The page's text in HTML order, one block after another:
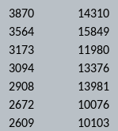
3870
14310
3564
15849
3173
11980
3094
13376
2908
13981
2672
10076
2609
10103